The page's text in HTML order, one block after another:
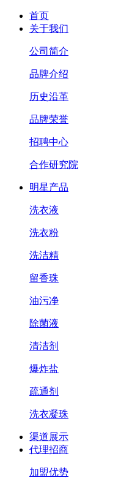
首页
关于我们
公司简介
品牌介绍
历史沿革
品牌荣誉
招聘中心
合作研究院
明星产品
洗衣液
洗衣粉
洗洁精
留香珠
油污净
除菌液
清洁剂
爆炸盐
疏通剂
洗衣凝珠
渠道展示
代理招商
加盟优势